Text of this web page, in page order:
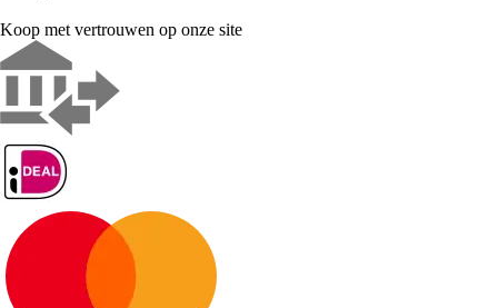
Koop met vertrouwen op onze site